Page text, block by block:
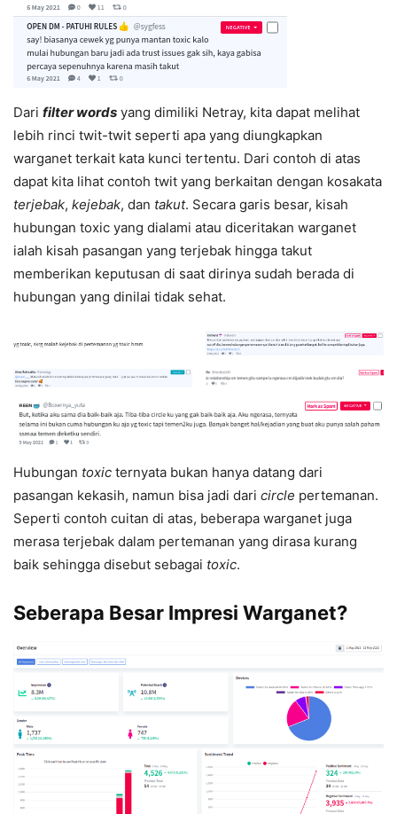
Dari filter words yang dimiliki Netray, kita dapat melihat
lebih rinci twit-twit seperti apa yang diungkapkan
warganet terkait kata kunci tertentu. Dari contoh di atas
dapat kita lihat contoh twit yang berkaitan dengan kosakata
terjebak, kejebak, dan takut. Secara garis besar, kisah
hubungan toxic yang dialami atau diceritakan warganet
ialah kisah pasangan yang terjebak hingga takut
memberikan keputusan di saat dirinya sudah berada di
hubungan yang dinilai tidak sehat.
Hubungan toxic ternyata bukan hanya datang dari
pasangan kekasih, namun bisa jadi dari circle pertemanan.
Seperti contoh cuitan di atas, beberapa warganet juga
merasa terjebak dalam pertemanan yang dirasa kurang
baik sehingga disebut sebagai toxic.
Seberapa Besar Impresi Warganet?